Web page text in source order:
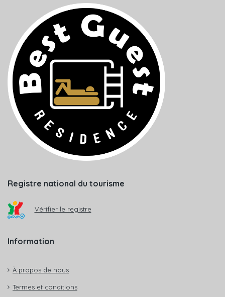
Registre national du tourisme
Vérifier le registre
Information
À propos de nous
Termes et conditions